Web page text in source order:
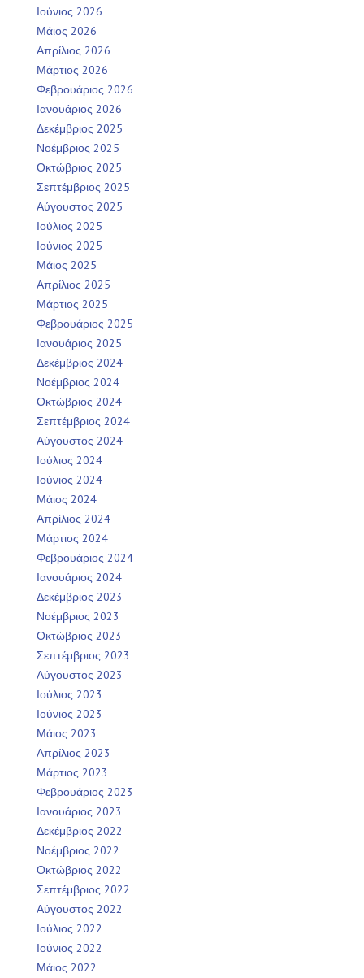
Ιούνιος 2026
Μάιος 2026
Απρίλιος 2026
Μάρτιος 2026
Φεβρουάριος 2026
Ιανουάριος 2026
Δεκέμβριος 2025
Νοέμβριος 2025
Οκτώβριος 2025
Σεπτέμβριος 2025
Αύγουστος 2025
Ιούλιος 2025
Ιούνιος 2025
Μάιος 2025
Απρίλιος 2025
Μάρτιος 2025
Φεβρουάριος 2025
Ιανουάριος 2025
Δεκέμβριος 2024
Νοέμβριος 2024
Οκτώβριος 2024
Σεπτέμβριος 2024
Αύγουστος 2024
Ιούλιος 2024
Ιούνιος 2024
Μάιος 2024
Απρίλιος 2024
Μάρτιος 2024
Φεβρουάριος 2024
Ιανουάριος 2024
Δεκέμβριος 2023
Νοέμβριος 2023
Οκτώβριος 2023
Σεπτέμβριος 2023
Αύγουστος 2023
Ιούλιος 2023
Ιούνιος 2023
Μάιος 2023
Απρίλιος 2023
Μάρτιος 2023
Φεβρουάριος 2023
Ιανουάριος 2023
Δεκέμβριος 2022
Νοέμβριος 2022
Οκτώβριος 2022
Σεπτέμβριος 2022
Αύγουστος 2022
Ιούλιος 2022
Ιούνιος 2022
Μάιος 2022